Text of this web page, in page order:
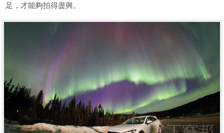
足，才能夠拍得盡興。